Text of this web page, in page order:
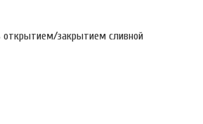
открытием/закрытием сливной